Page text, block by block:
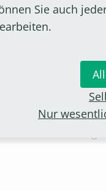
–
"Kirchmess"
Dorfkirche. Die
sagt dabei
von
Sie auch
Nur